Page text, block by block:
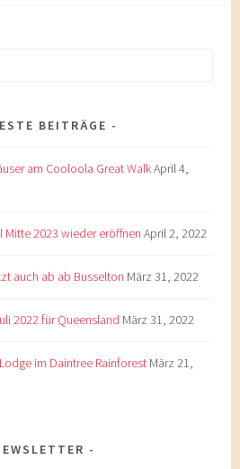
BEITRÄGE
am Cooloola Great WalkApril 4,
2023 wieder eröffnen April 2, 2022
auch ab ab Busselton März 31, 2022
2022 für Queensland März 31, 2022
im Daintree Rainforest März 21,